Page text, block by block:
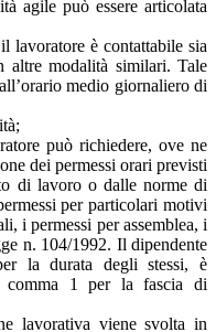
agile può essere articolata
lavoratore è contattabile sia
altre modalità similari. Tale
medio giornaliero di
può richiedere, ove ne
dei permessi orari previsti
di lavoro o dalle norme di
per particolari motivi
i permessi per assemblea, i
n. 104/1992. Il dipendente
la durata degli stessi, è
comma 1 per la fascia di
lavorativa viene svolta in